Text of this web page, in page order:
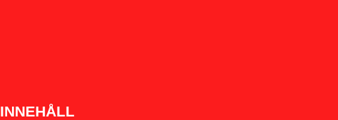
INNEHÅLL